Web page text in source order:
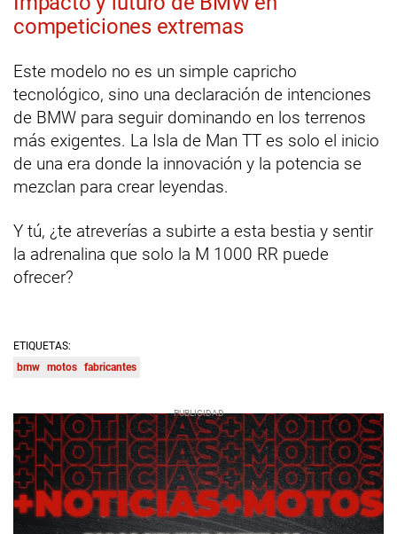
competiciones extremas
Este modelo no es un simple capricho
tecnológico, sino una declaración de intenciones
de BMW para seguir dominando en los terrenos
más exigentes. La Isla de Man TT es solo el inicio
de una era donde la innovación y la potencia se
mezclan para crear leyendas.
Y tú, ¿te atreverías a subirte a esta bestia y sentir
la adrenalina que solo la M 1000 RR puede
ofrecer?
ETIQUETAS:
bmw motos fabricantes